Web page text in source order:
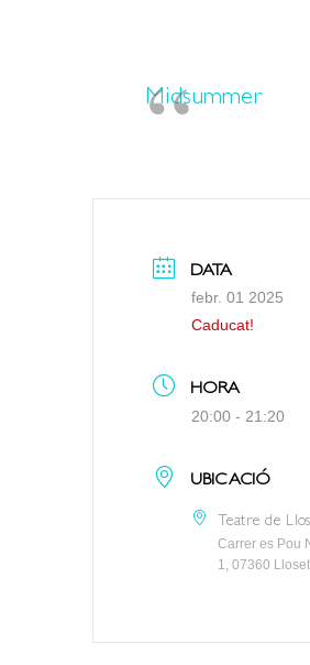
Midsummer
DATA
febr. 01 2025
Caducat!
HORA
20:00 - 21:20
UBICACIÓ
Teatre de
Carrer es Pou
1, 07360